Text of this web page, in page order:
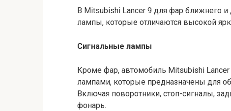
В Mitsubishi Lancer 9 для фар ближнего и
лампы, которые отличаются высокой
Сигнальные лампы
Кроме фар, автомобиль Mitsubishi
лампами, которые предназначены для
Включая поворотники, стоп-сигналы,
фонарь.